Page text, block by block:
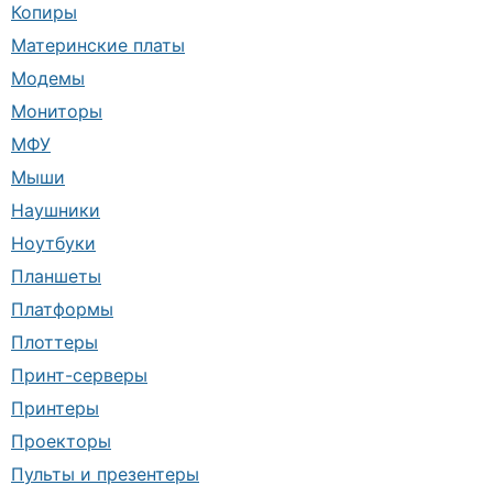
Копиры
Материнские платы
Модемы
Мониторы
МФУ
Мыши
Наушники
Ноутбуки
Планшеты
Платформы
Плоттеры
Принт-серверы
Принтеры
Проекторы
Пульты и презентеры